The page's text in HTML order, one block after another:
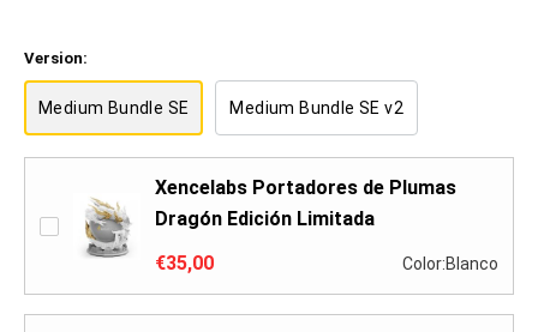
Version:
Medium Bundle SE Medium Bundle SE v2
Xencelabs Portadores de Plumas
Dragón Edición Limitada
€35,00
Color:Blanco